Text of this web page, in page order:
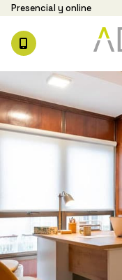
Presencial y online